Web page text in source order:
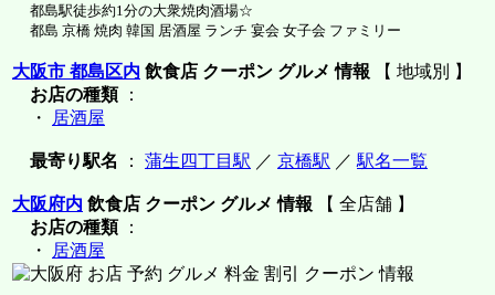
都島駅徒歩約1分の大衆焼肉酒場☆
都島 京橋 焼肉 韓国 居酒屋 ランチ 宴会 女子会 ファミリー
大阪市 都島区内 飲食店 クーポン グルメ 情報 【 地域別 】
お店の種類：
・
居酒屋
最寄り駅名 ： 蒲生四丁目駅 ／ 京橋駅 ／ 駅名一覧
大阪府内 飲食店 クーポン グルメ 情報 【 全店舗 】
お店の種類：
・
居酒屋